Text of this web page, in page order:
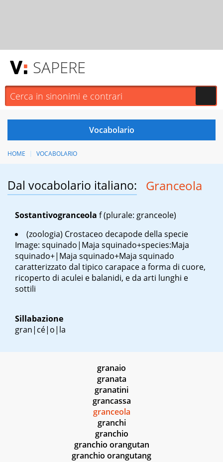
SAPERE
HOME VOCABOLARIO
Dal vocabolario italiano: Granceola
Sostantivogranceola f(plurale: granceole)
(zoologia) Crostaceo decapode della specie
Image: squinado|Maja squinado+species:Maja
squinado+|Maja squinado+Maja squinado
caratterizzato dal tipico carapace a forma di cuore,
ricoperto di aculei e balanidi, e da arti lunghi e
sottili
Sillabazione
gran|cé|o|la
granaio
granata
granatini
grancassa
granceola
granchi
granchio
granchio orangutan
granchio orangutang